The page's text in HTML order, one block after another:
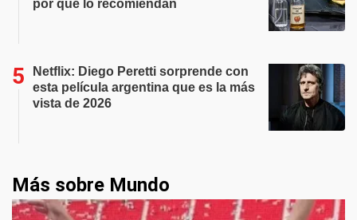
por qué lo recomiendan
Netflix: Diego Peretti sorprende con
esta película argentina que es la más
vista de 2026
Más sobre Mundo